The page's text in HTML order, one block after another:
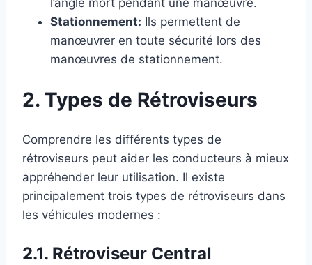
Stationnement: Ils permettent de
manœuvrer en toute sécurité lors des
manœuvres de stationnement.
2. Types de Rétroviseurs
Comprendre les différents types de
rétroviseurs peut aider les conducteurs à mieux
appréhender leur utilisation. Il existe
principalement trois types de rétroviseurs dans
les véhicules modernes :
2.1. Rétroviseur Central